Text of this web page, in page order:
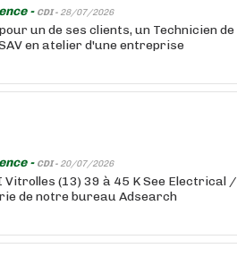
- CDI - 28/07/2026
un de ses clients, un Technicien de
en atelier d'une entreprise
- CDI - 20/07/2026
(13) 39 à 45 K See Electrical /
de notre bureau Adsearch